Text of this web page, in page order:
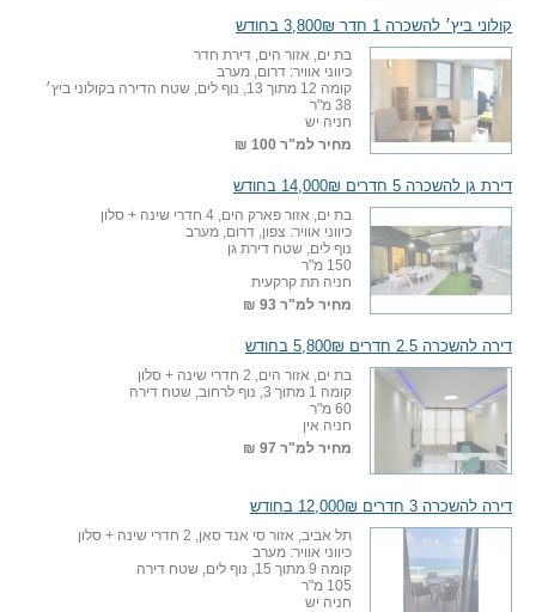
קולוני ביץ׳ להשכרה 1 חדר 3,800₪ בחודש
בת ים, אזור הים, דירת חדר
כיווני אוויר: דרום, מערב
קומה 12 מתוך 13, נוף לים, שטח הדירה בקולוני ביץ׳
38 מ"ר
חניה יש
מחיר למ"ר 100 ₪
דירת גן להשכרה 5 חדרים 14,000₪ בחודש
בת ים, אזור פארק הים, 4 חדרי שינה + סלון
כיווני אוויר: צפון, דרום, מערב
נוף לים, שטח דירת גן
150 מ"ר
חניה תת קרקעית
מחיר למ"ר 93 ₪
דירה להשכרה 2.5 חדרים 5,800₪ בחודש
בת ים, אזור הים, 2 חדרי שינה + סלון
קומה 1 מתוך 3, נוף לרחוב, שטח דירה
60 מ"ר
חניה אין
מחיר למ"ר 97 ₪
דירה להשכרה 3 חדרים 12,000₪ בחודש
תל אביב, אזור סי אנד סאן, 2 חדרי שינה + סלון
כיווני אוויר: מערב
קומה 9 מתוך 15, נוף לים, שטח דירה
105 מ"ר
חניה יש